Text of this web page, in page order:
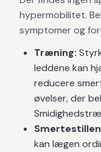
hypermobilitet.
symptomer og
Træning:
leddene kan
reducere
øvelser, der
kan lægen